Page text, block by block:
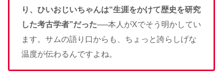
り、ひいおじいちゃんは“生涯をかけて歴史を研究
した考古学者”だった──本人がXでそう明かしてい
ます。サムの語り口からも、ちょっと誇らしげな
温度が伝わるんですよね。